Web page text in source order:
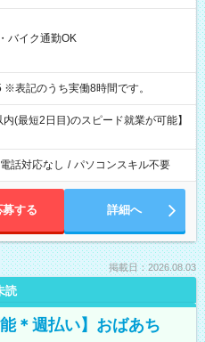
バイク通勤OK
8:10～17:10 20:05～5:15 ※表記のうち実働8時間です。
(最短2日目)のスピード就業が可能】
電話対応なし / パソコンスキル不要
募する 詳細へ
掲載日：2026.08.03
読
＊週払い】おばあち